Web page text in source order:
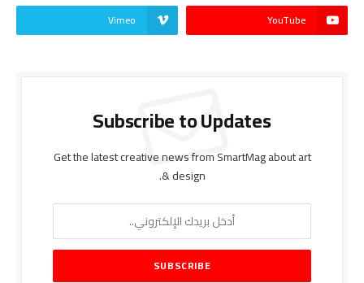
YouTube
Vimeo
Subscribe to Updates
Get the latest creative news from SmartMag about art
& design.